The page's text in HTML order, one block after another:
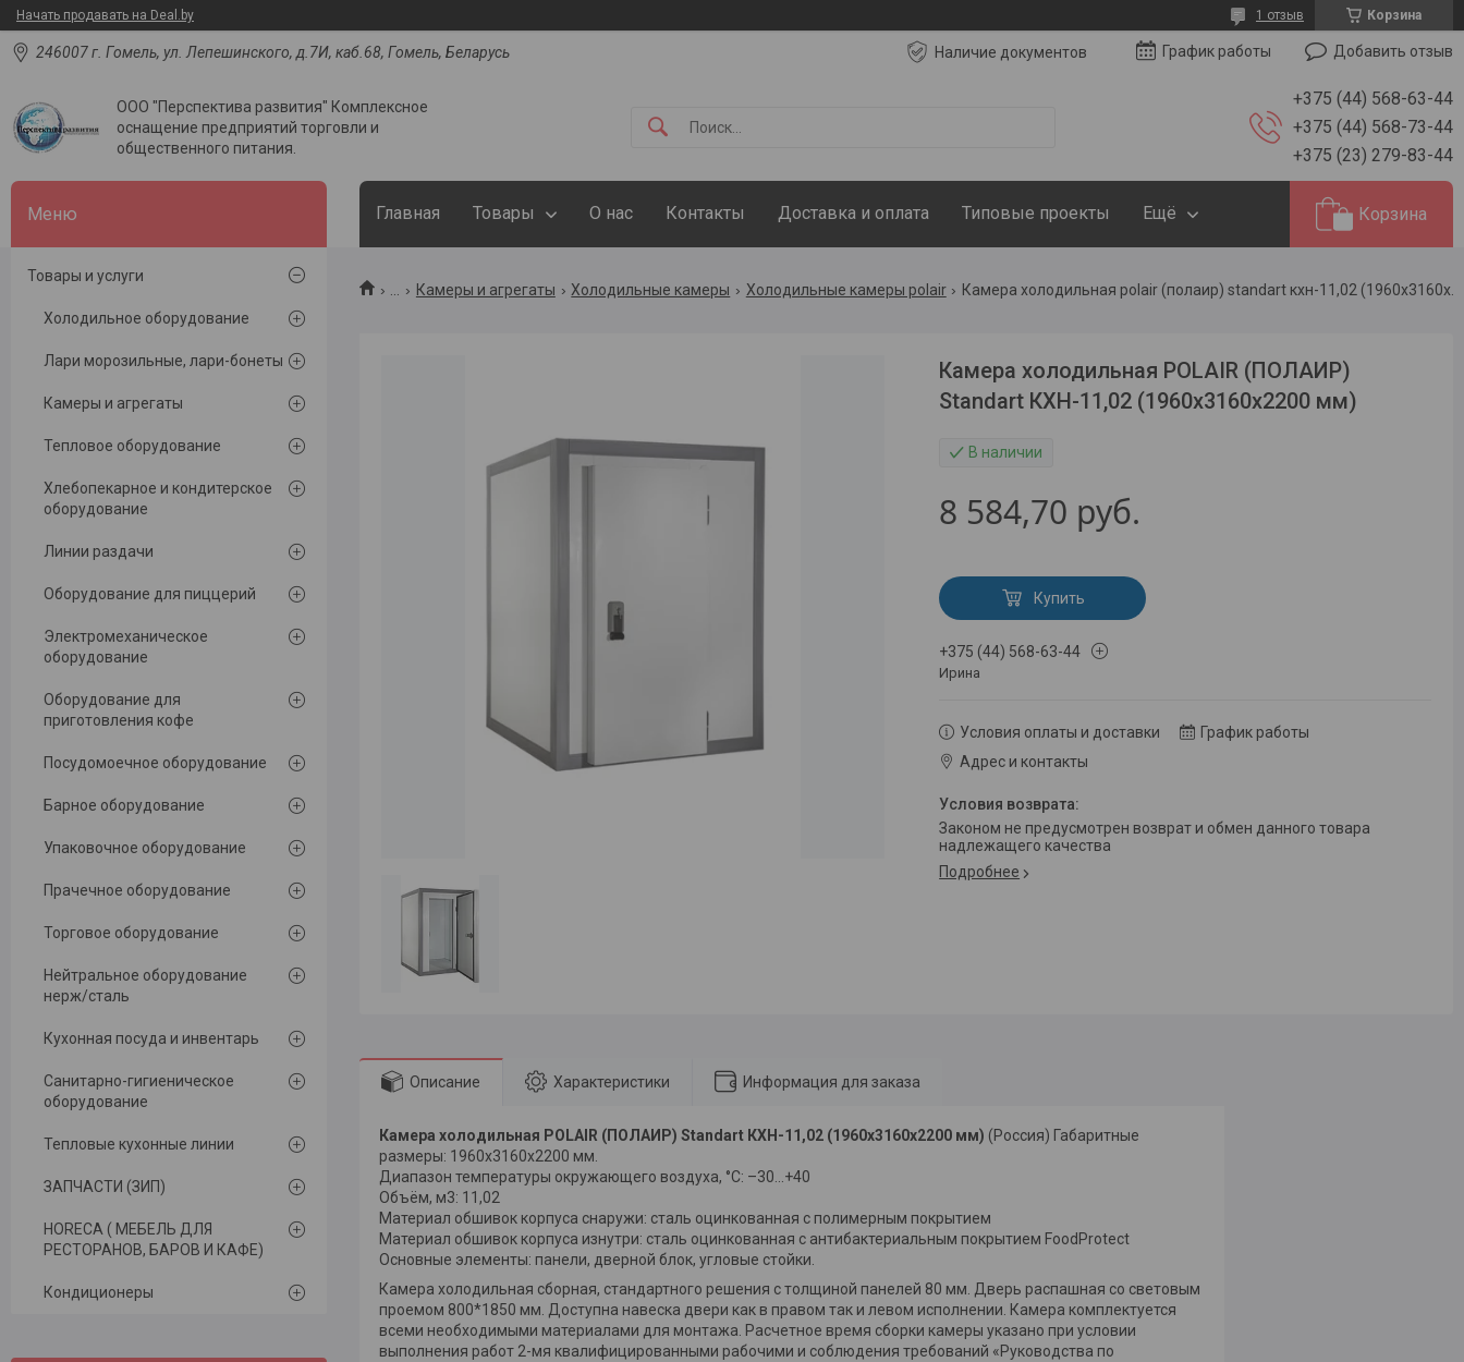
Начать продавать на Deal.by Корзина
1 отзыв
246007 г. Гомель, ул. Лепешинского, д.7И, каб.68, Гомель, Беларусь Наличие документов График работы Добавить отзыв
ООО "Перспектива развития" Комплексное
оснащение предприятий торговли и
общественного питания.
+375 (44) 568-63-44
+375 (44) 568-73-44
+375 (23) 279-83-44
Главная Товары О нас Контакты Доставка и оплата Типовые проекты Ещё Корзина
... Камеры и агрегаты Холодильные камеры Холодильные камеры polair Камера холодильная polair (полаир) standart кхн-11,02 (1960х3160х2200 мм)
Камера холодильная POLAIR (ПОЛАИР)
Standart КХН-11,02 (1960х3160х2200 мм)
В наличии
8 584,70 руб.
Купить
+375 (44) 568-63-44
Ирина
Условия оплаты и доставки
График работы
Адрес и контакты
Законом не предусмотрен возврат и обмен данного товара
надлежащего качества
Подробнее
Описание Характеристики Информация для заказа
Камера холодильная POLAIR (ПОЛАИР) Standart КХН-11,02 (1960х3160х2200 мм) (Россия) Габаритные
размеры: 1960х3160х2200 мм.
Диапазон температуры окружающего воздуха, °C: –30...+40
Объём, м3: 11,02
Материал обшивок корпуса снаружи: сталь оцинкованная с полимерным покрытием
Материал обшивок корпуса изнутри: сталь оцинкованная с антибактериальным покрытием FoodProtect
Основные элементы: панели, дверной блок, угловые стойки.
Камера холодильная сборная, стандартного решения с толщиной панелей 80 мм. Дверь распашная со световым
проемом 800*1850 мм. Доступна навеска двери как в правом так и левом исполнении. Камера комплектуется
всеми необходимыми материалами для монтажа. Расчетное время сборки камеры указано при условии
выполнения работ 2-мя квалифицированными рабочими и соблюдения требований «Руководства по
Товары и услуги
Холодильное оборудование
Лари морозильные, лари-бонеты
Камеры и агрегаты
Тепловое оборудование
Хлебопекарное и кондитерское
оборудование
Линии раздачи
Оборудование для пиццерий
Электромеханическое
оборудование
Оборудование для
приготовления кофе
Посудомоечное оборудование
Барное оборудование
Упаковочное оборудование
Прачечное оборудование
Торговое оборудование
Нейтральное оборудование
нерж/сталь
Кухонная посуда и инвентарь
Санитарно-гигиеническое
оборудование
Тепловые кухонные линии
ЗАПЧАСТИ (ЗИП)
HORECA ( МЕБЕЛЬ ДЛЯ
РЕСТОРАНОВ, БАРОВ И КАФЕ)
Кондиционеры